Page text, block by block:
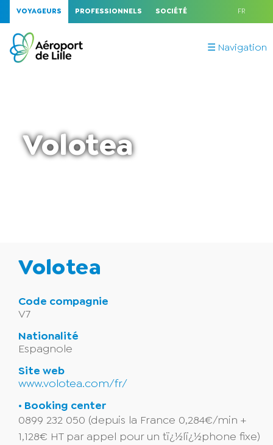
VOYAGEURS PROFESSIONNELS SOCIÉTÉ FR
☰ Navigation
Volotea
Volotea
Code compagnie
V7
Nationalité
Espagnole
Site web
www.volotea.com/fr/
• Booking center
0899 232 050 (depuis la France 0,284€/min +
1,128€ HT par appel pour un tï¿½lï¿½phone fixe)